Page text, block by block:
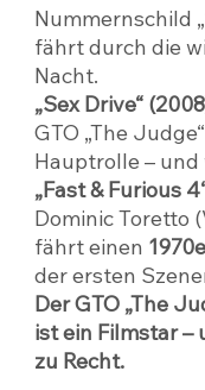
Nummernschild
fährt durch die
Nacht.
„Sex Drive“
GTO „The
Hauptrolle –
„Fast & Furious
Dominic Toretto
fährt einen
der ersten
Der GTO „The
ist ein Filmstar –
zu Recht.